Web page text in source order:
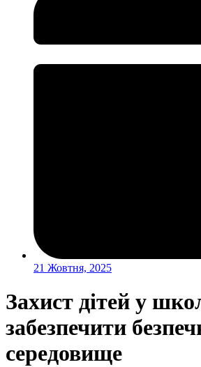
21 Жовтня, 2025
Захист дітей у
забезпечити
середовище